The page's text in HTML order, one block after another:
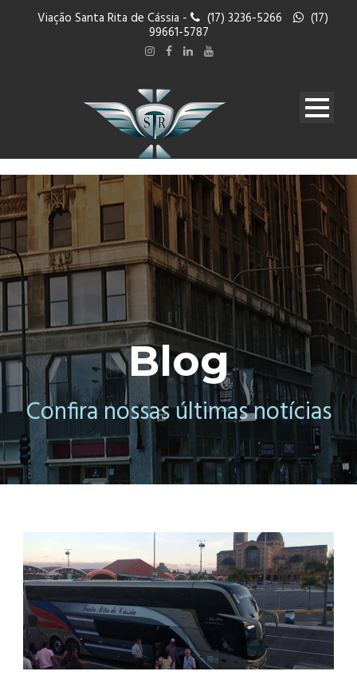
Viação Santa Rita de Cássia - (17) 3236-5266 (17)
99661-5787
Blog
Confira nossas últimas notícias